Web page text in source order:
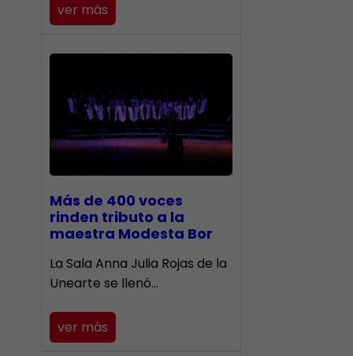
ver más
Más de 400 voces
rinden tributo a la
maestra Modesta Bor
​La Sala Anna Julia Rojas de la
Unearte se llenó…
ver más